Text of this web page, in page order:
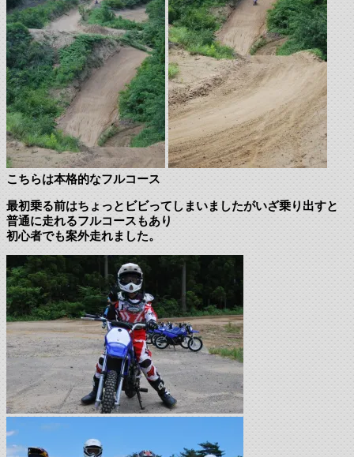
こちらは本格的なフルコース
最初乗る前はちょっとビビってしまいましたがいざ乗り出すと
普通に走れるフルコースもあり
初心者でも案外走れました。